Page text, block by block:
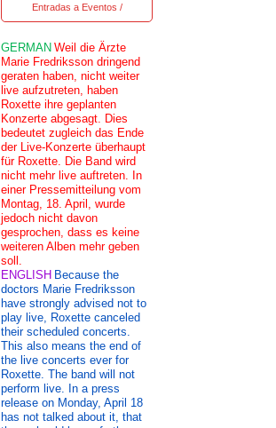
Entradas a Eventos /
GERMAN Weil die Ärzte
Marie Fredriksson dringend
geraten haben, nicht weiter
live aufzutreten, haben
Roxette ihre geplanten
Konzerte abgesagt. Dies
bedeutet zugleich das Ende
der Live-Konzerte überhaupt
für Roxette. Die Band wird
nicht mehr live auftreten. In
einer Pressemitteilung vom
Montag, 18. April, wurde
jedoch nicht davon
gesprochen, dass es keine
weiteren Alben mehr geben
soll.
ENGLISH Because the
doctors Marie Fredriksson
have strongly advised not to
play live, Roxette canceled
their scheduled concerts.
This also means the end of
the live concerts ever for
Roxette. The band will not
perform live. In a press
release on Monday, April 18
has not talked about it, that